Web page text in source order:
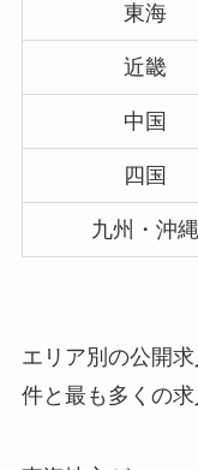
東海
近畿
中国
四国
九州・沖縄
エリア別の公開
件と最も多くの求